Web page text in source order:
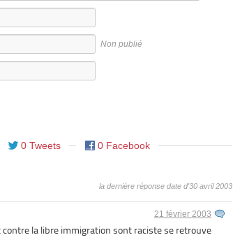
Non publié
0 Tweets
0 Facebook
la dernière réponse date d'30 avril 2003
21 février 2003
contre la libre immigration sont raciste se retrouve